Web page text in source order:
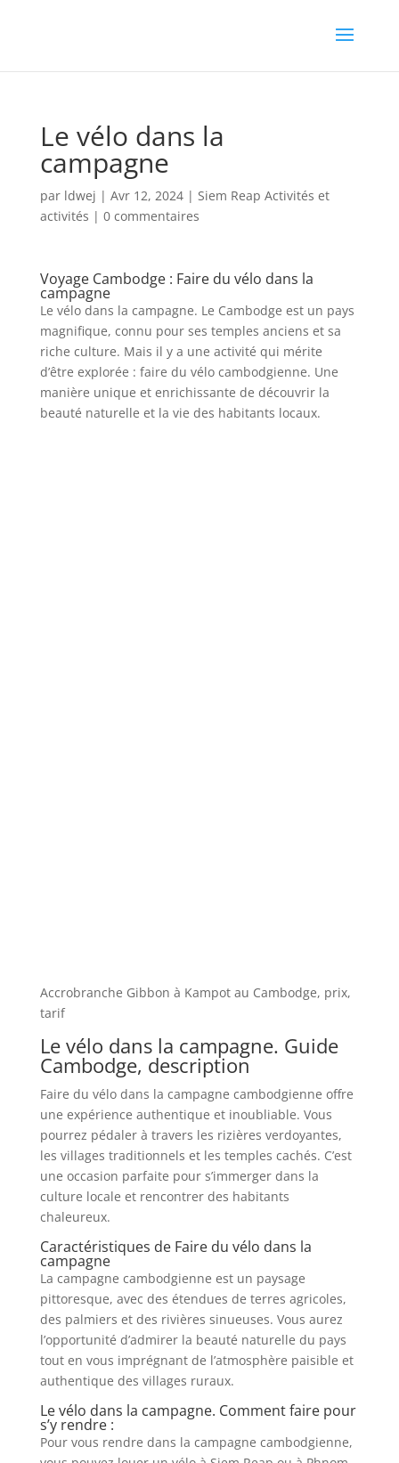
Le vélo dans la
campagne
par ldwej | Avr 12, 2024| Siem Reap Activités et
activités | 0 commentaires
Voyage Cambodge : Faire du vélo dans la
campagne
Le vélo dans la campagne. Le Cambodge est un pays
magnifique, connu pour ses temples anciens et sa
riche culture. Mais il y a une activité qui mérite
d’être explorée : faire du vélo cambodgienne. Une
manière unique et enrichissante de découvrir la
beauté naturelle et la vie des habitants locaux.
Accrobranche Gibbon à Kampot au Cambodge, prix,
tarif
Le vélo dans la campagne. Guide
Cambodge, description
Faire du vélo dans la campagne cambodgienne offre
une expérience authentique et inoubliable. Vous
pourrez pédaler à travers les rizières verdoyantes,
les villages traditionnels et les temples cachés. C’est
une occasion parfaite pour s’immerger dans la
culture locale et rencontrer des habitants
chaleureux.
Caractéristiques de Faire du vélo dans la
campagne
La campagne cambodgienne est un paysage
pittoresque, avec des étendues de terres agricoles,
des palmiers et des rivières sinueuses. Vous aurez
l’opportunité d’admirer la beauté naturelle du pays
tout en vous imprégnant de l’atmosphère paisible et
authentique des villages ruraux.
Le vélo dans la campagne. Comment faire pour
s’y rendre :
Pour vous rendre dans la campagne cambodgienne,